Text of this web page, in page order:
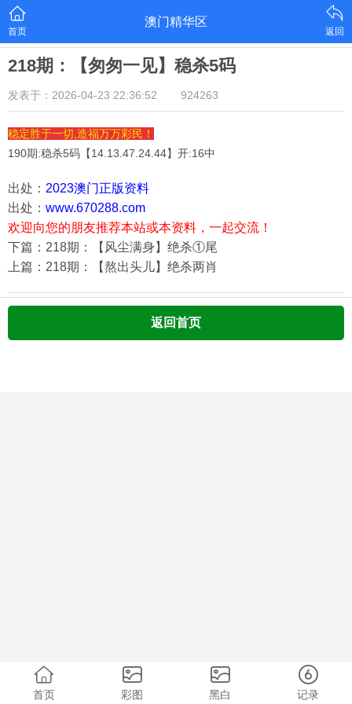
首页
澳门精华区
返回
218期：【匆匆一见】稳杀5码
发表于：2026-04-23 22:36:52 924263
稳定胜于一切,造福万万彩民！
190期:稳杀5码【14.13.47.24.44】开:16中
出处： 2023澳门正版资料
出处： www.670288.com
欢迎向您的朋友推荐本站或本资料，一起交流！
下篇：218期：【风尘满身】绝杀①尾
上篇：218期：【熬出头儿】绝杀两肖
返回首页
首页 彩图 黑白 记录